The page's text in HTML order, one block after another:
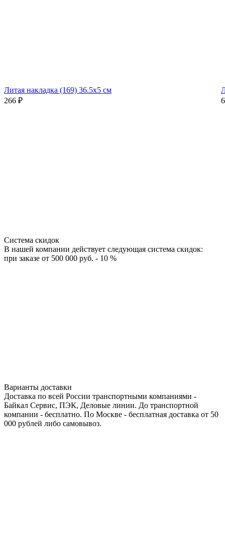
Литая накладка (169) 36.5x5 см
266 ₽
Система скидок
В нашей компании действует следующая система скидок:
при заказе от 500 000 руб. - 10 %
Варианты доставки
Доставка по всей России транспортными компаниями -
Байкал Сервис, ПЭК, Деловые линии. До транспортной
компании - бесплатно. По Москве - бесплатная доставка от 50
000 рублей либо самовывоз.